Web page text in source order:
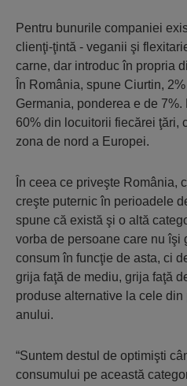
Pentru bunurile companiei
clienţi-ţintă - veganii şi
carne, dar introduc în propria
În România, spune Ciurtin,
Germania, ponderea e de
60% din locuitorii fiecărei ţări,
zona de nord a Europei.
În ceea ce priveşte România,
creşte puternic în perioadele
spune că există şi o altă
vorba de persoane care nu îşi
consum în funcţie de asta, ci
grija faţă de mediu, grija faţă
produse alternative la cele din
anului.
“Suntem destul de optimişti
consumului pe această